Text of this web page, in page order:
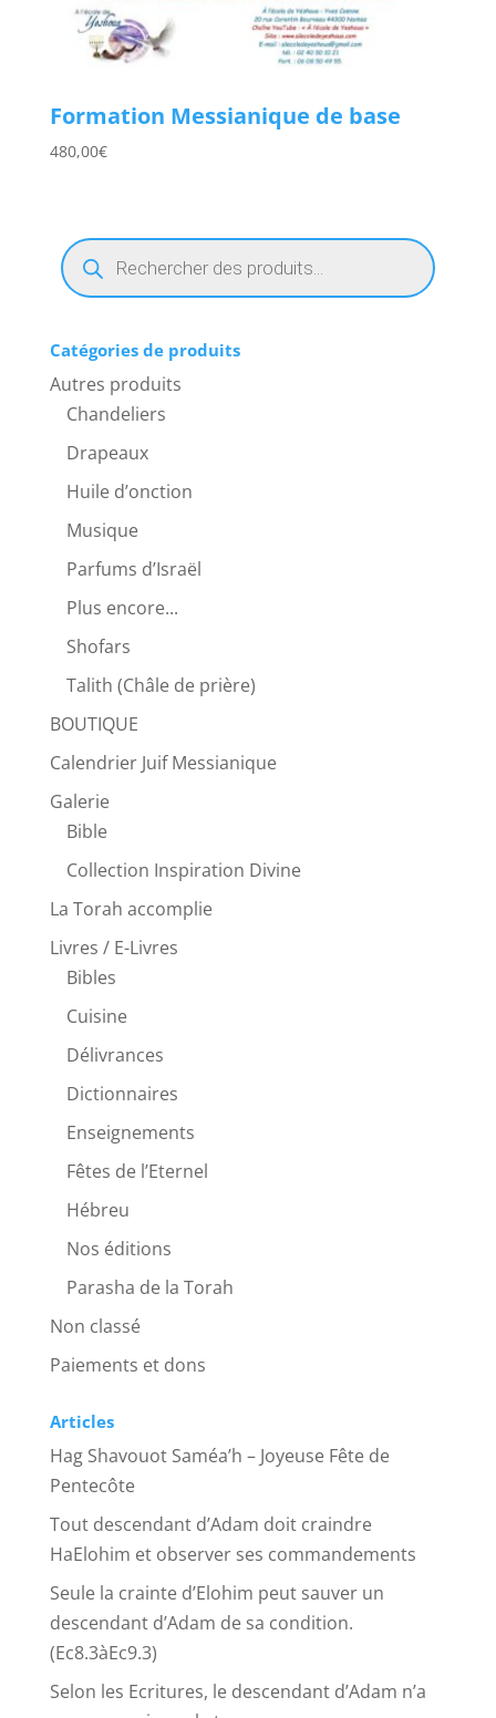
Formation Messianique de base
480,00€
Recherche
de
produits
Catégories de produits
Autres produits
Chandeliers
Drapeaux
Huile d’onction
Musique
Parfums d’Israël
Plus encore...
Shofars
Talith (Châle de prière)
BOUTIQUE
Calendrier Juif Messianique
Galerie
Bible
Collection Inspiration Divine
La Torah accomplie
Livres / E-Livres
Bibles
Cuisine
Délivrances
Dictionnaires
Enseignements
Fêtes de l’Eternel
Hébreu
Nos éditions
Parasha de la Torah
Non classé
Paiements et dons
Articles
Hag Shavouot Saméa’h – Joyeuse Fête de
Pentecôte
Tout descendant d’Adam doit craindre
HaElohim et observer ses commandements
Seule la crainte d’Elohim peut sauver un
descendant d’Adam de sa condition.
(Ec8.3àEc9.3)
Selon les Ecritures, le descendant d’Adam n’a